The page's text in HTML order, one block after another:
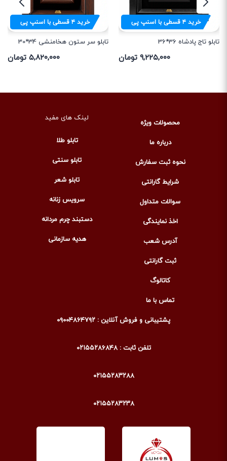
خرید۴قسطی با اسنپ پی
تابلو تاج پادشاه 36*36
۹,۲۲۵,۰۰۰ تومان
خرید۴قسطی با اسنپ پی
تابلو سر ستون هخامنشی 34*30
۵,۸۲۰,۰۰۰ تومان
محصولات ویژه
درباره ما
نحوه ثبت سفارش
شرایط گارانتی
سوالات متداول
اخذ نمایندگی
آدرس شعب
ثبت گارانتی
کاتالوگ
تماس با ما
لینک های مفید
تابلو طلا
تابلو سنتی
تابلو شعر
سرویس زنانه
دستبند چرم مردانه
هدیه سازمانی
پشتیبانی و فروش آنلاین : ۰۹۰۰۴۸۶۴۷۹۲
تلفن ثابت : ۰۲۱۵۵۲۸۶۸۴۸
۰۲۱۵۵۲۸۳۲۸۸
۰۲۱۵۵۲۸۳۲۳۸